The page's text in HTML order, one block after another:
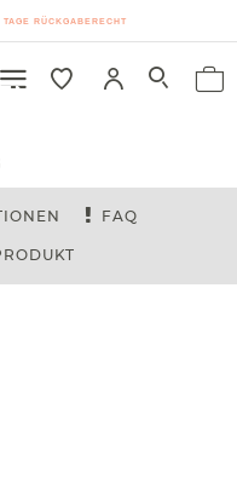
RÜCKGABERECHT
FAQ